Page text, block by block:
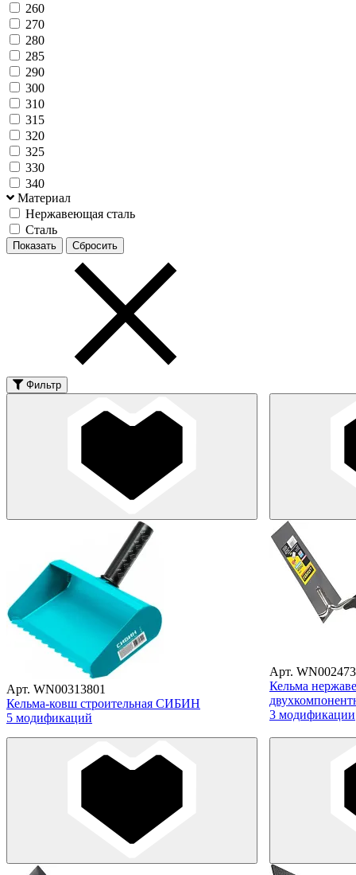
260
270
280
285
290
300
310
315
320
325
330
340
Материал
Нержавеющая сталь
Сталь
Фильтр
Арт. WN00313801
Кельма-ковш строительная СИБИН
5 модификаций
Арт.
Кельма
3 модификации